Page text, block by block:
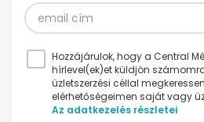
Hozzájárulok, hogy a Central
hírlevel(ek)et küldjön
üzletszerzési céllal
elérhetőségeimen saját vagy
Az adatkezelés részletei